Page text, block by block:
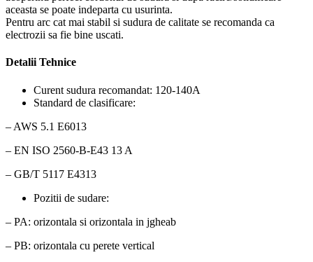
aceasta se poate indeparta cu usurinta.
Pentru arc cat mai stabil si sudura de calitate se recomanda ca
electrozii sa fie bine uscati.
Detalii Tehnice
Curent sudura recomandat: 120-140A
Standard de clasificare:
– AWS 5.1 E6013
– EN ISO 2560-B-E43 13 A
– GB/T 5117 E4313
Pozitii de sudare:
– PA: orizontala si orizontala in jgheab
– PB: orizontala cu perete vertical